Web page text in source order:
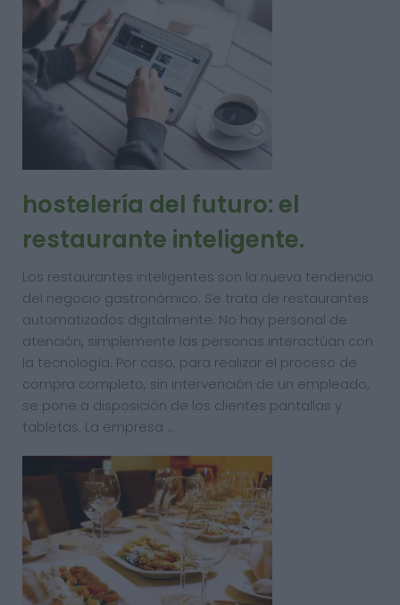
hostelería del futuro: el
restaurante inteligente.
Los restaurantes inteligentes son la nueva tendencia
del negocio gastronómico. Se trata de restaurantes
automatizados digitalmente. No hay personal de
atención, simplemente las personas interactúan con
la tecnología. Por caso, para realizar el proceso de
compra completo, sin intervención de un empleado,
se pone a disposición de los clientes pantallas y
tabletas. La empresa …